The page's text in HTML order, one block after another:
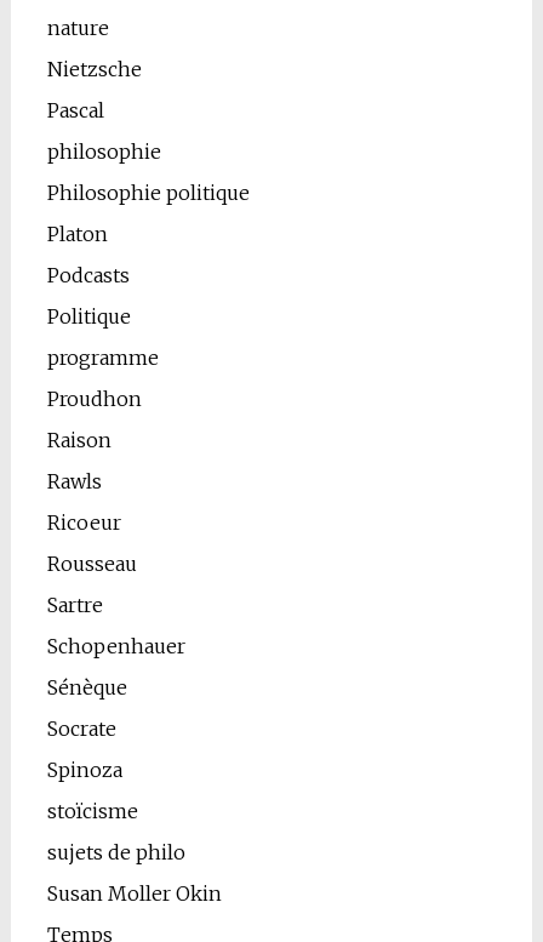
nature
Nietzsche
Pascal
philosophie
Philosophie politique
Platon
Podcasts
Politique
programme
Proudhon
Raison
Rawls
Ricoeur
Rousseau
Sartre
Schopenhauer
Sénèque
Socrate
Spinoza
stoïcisme
sujets de philo
Susan Moller Okin
Temps